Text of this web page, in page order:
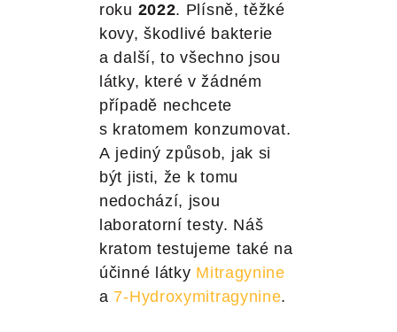
roku 2022. Plísně, těžké
kovy, škodlivé bakterie
a další, to všechno jsou
látky, které v žádném
případě nechcete
s kratomem konzumovat.
A jediný způsob, jak si
být jisti, že k tomu
nedochází, jsou
laboratorní testy. Náš
kratom testujeme také na
účinné látky Mitragynine
a 7-Hydroxymitragynine.